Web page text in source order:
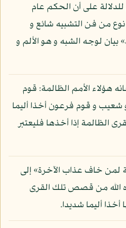
على أن الحكم عام
من فن التشبيه شائع و
بيان لوجه الشبه و هو الألم و
هؤلاء الأمم الظالمة: قوم
و قوم فرعون أخذا أليما
الظالمة إذا أخذها فليعتبر
لمن خاف عذاب الآخرة» إلى
الله من قصص تلك القرى
أليما شديدا.